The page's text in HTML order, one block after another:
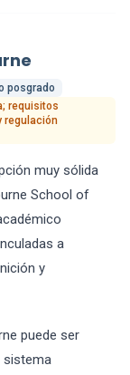
posgrado
requisitos
regulación
muy sólida
School of
a
y
puede ser
sistema